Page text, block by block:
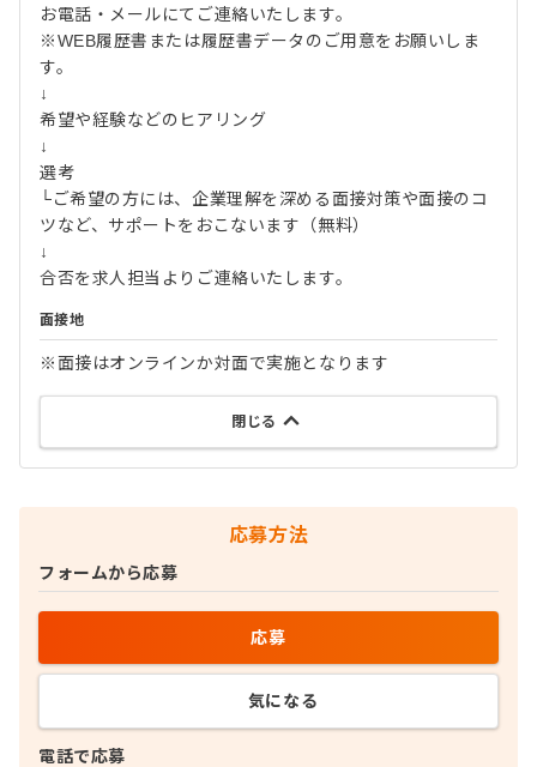
お電話・メールにてご連絡いたします。
※WEB履歴書または履歴書データのご用意をお願いしま
す。
↓
希望や経験などのヒアリング
↓
選考
└ご希望の方には、企業理解を深める面接対策や面接のコ
ツなど、サポートをおこないます（無料）
↓
合否を求人担当よりご連絡いたします。
面接地
※面接はオンラインか対面で実施となります
閉じる
応募方法
電話で応募
フォームから応募
応募
気になる